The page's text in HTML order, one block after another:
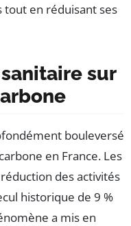
en réduisant ses
sur
bouleversé
en France. Les
des activités
historique de 9 %
a mis en